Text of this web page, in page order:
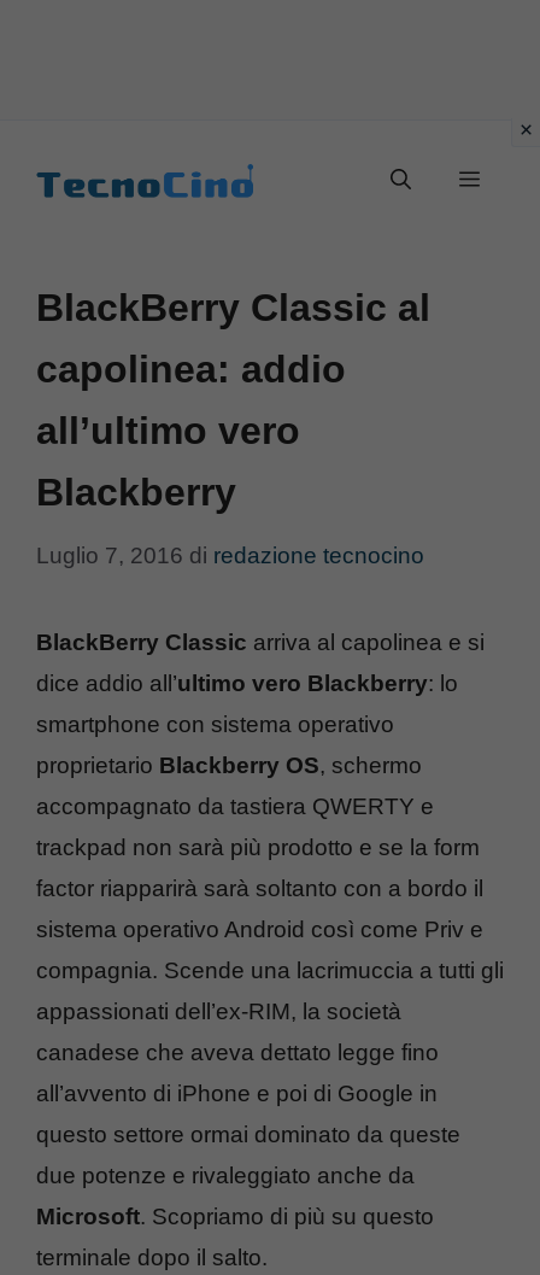
Menu
BlackBerry Classic al
capolinea: addio
all’ultimo vero
Blackberry
Luglio 7, 2016 di redazione tecnocino
BlackBerry Classic arriva al capolinea e si
dice addio all’ultimo vero Blackberry: lo
smartphone con sistema operativo
proprietario Blackberry OS, schermo
accompagnato da tastiera QWERTY e
trackpad non sarà più prodotto e se la form
factor riapparirà sarà soltanto con a bordo il
sistema operativo Android così come Priv e
compagnia. Scende una lacrimuccia a tutti gli
appassionati dell’ex-RIM, la società
canadese che aveva dettato legge fino
all’avvento di iPhone e poi di Google in
questo settore ormai dominato da queste
due potenze e rivaleggiato anche da
Microsoft. Scopriamo di più su questo
terminale dopo il salto.